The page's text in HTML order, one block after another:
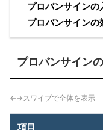
プロバンサイン
プロバンサインの
プロバンサイン
項目